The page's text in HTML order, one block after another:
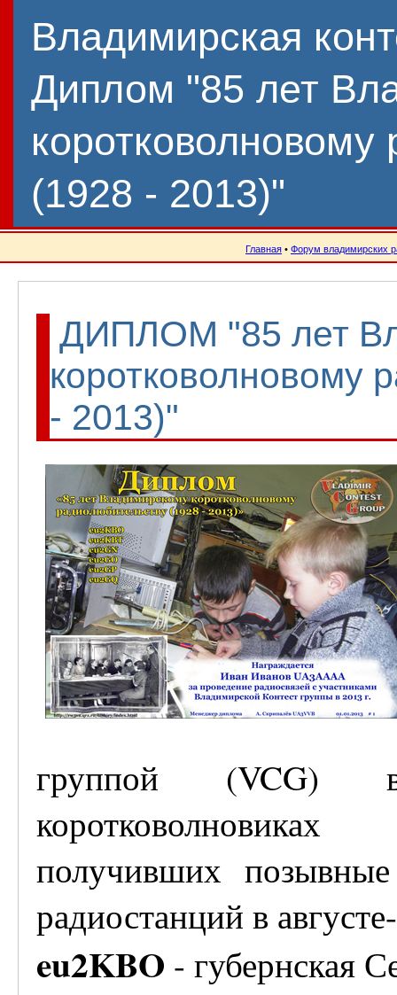
Владимирская
Диплом "85 лет
коротковолновому
(1928 - 2013)"
Главная • Форум владимирских
ДИПЛОМ "85 лет
коротковолновому
- 2013)"
группой
получивших
радиостанций в
eu2KBO - губернская